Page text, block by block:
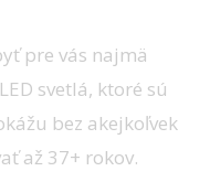
pre vás najmä
svetlá, ktoré sú
bez akejkoľvek
až 37+ rokov.